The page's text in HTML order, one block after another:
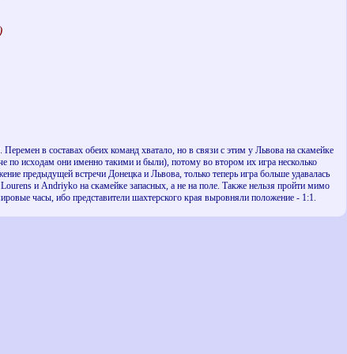
в составах обеих команд хватало, но в связи с этим у Львова на скамейке
по исходам они именно такими и были), потому во втором их игра несколько
предыдущей встречи Донецка и Львова, только теперь игра больше удавалась
и Andriyko на скамейке запасных, а не на поле. Также нельзя пройти мимо
часы, ибо представители шахтерского края выровняли положение - 1:1.